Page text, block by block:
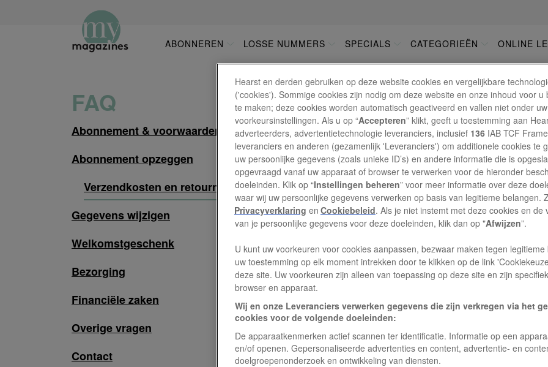
HOOFDNAVIGATIE
ABONNEREN LOSSE NUMMERS SPECIALS CATEGORIEËN ONLINE
FAQ
Abonnement & voorwaarden
Abonnement opzeggen
Verzendkosten en retourneren
Gegevens wijzigen
Welkomstgeschenk
Bezorging
Financiële zaken
Overige vragen
Contact
VERZENDKOSTEN EN
Wat zijn de verzendkosten (Nederland en België)?
Ik heb een product besteld, maar wil dit
Hearst en derden gebruiken op deze website cookies en vergelijkbare
('cookies'). Sommige cookies zijn nodig om deze website en onze inhoud voor u
te maken; deze cookies worden automatisch geactiveerd en vallen niet onder uw
voorkeursinstellingen. Als u op “Accepteren” klikt, geeft u toestemming aan
adverteerders, advertentietechnologie leveranciers, inclusief 136 IAB TCF
leveranciers en anderen (gezamenlijk 'Leveranciers') om additionele cookies te
uw persoonlijke gegevens (zoals unieke ID’s) en andere informatie die is
opgevraagd vanaf uw apparaat of browser te verwerken voor de hieronder
doeleinden. Klik op “Instellingen beheren” voor meer informatie over deze
waar wij uw persoonlijke gegevens verwerken op basis van legitieme belangen.
Privacyverklaring enCookiebeleid. Als je niet instemt met deze cookies en de
van je persoonlijke gegevens voor deze doeleinden, klik dan op "Afwijzen”.
U kunt uw voorkeuren voor cookies aanpassen, bezwaar maken tegen
uw toestemming op elk moment intrekken door te klikken op de link
deze site. Uw voorkeuren zijn alleen van toepassing op deze site en zijn
browser en apparaat.
Wij en onze Leveranciers verwerken gegevens die zijn verkregen via het
cookies voor de volgende doeleinden:
De apparaatkenmerken actief scannen ter identificatie. Informatie op een
en/of openen. Gepersonaliseerde advertenties en content, advertentie- en
doelgroepenonderzoek en ontwikkeling van diensten.